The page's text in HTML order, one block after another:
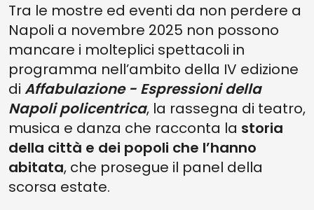
Tra le mostre ed eventi da non perdere a
Napoli a novembre 2025 non possono
mancare i molteplici spettacoli in
programma nell’ambito della IV edizione
di Affabulazione - Espressioni della
Napoli policentrica, la rassegna di teatro,
musica e danza che racconta la storia
della città e dei popoli che l’hanno
abitata, che prosegue il panel della
scorsa estate.